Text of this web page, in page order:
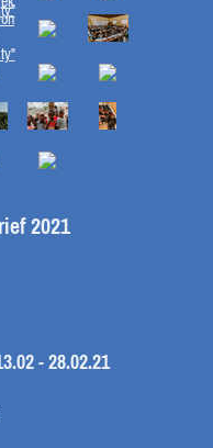
2021
- 28.02.21